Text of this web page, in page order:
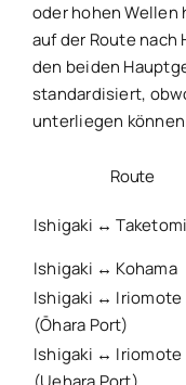
oder hohen Wellen
auf der Route nach
den beiden
standardisiert,
unterliegen
Route
Ishigaki ↔ Taketomi
Ishigaki ↔ Kohama
Ishigaki ↔ Iriomote
(Ōhara Port)
Ishigaki ↔ Iriomote